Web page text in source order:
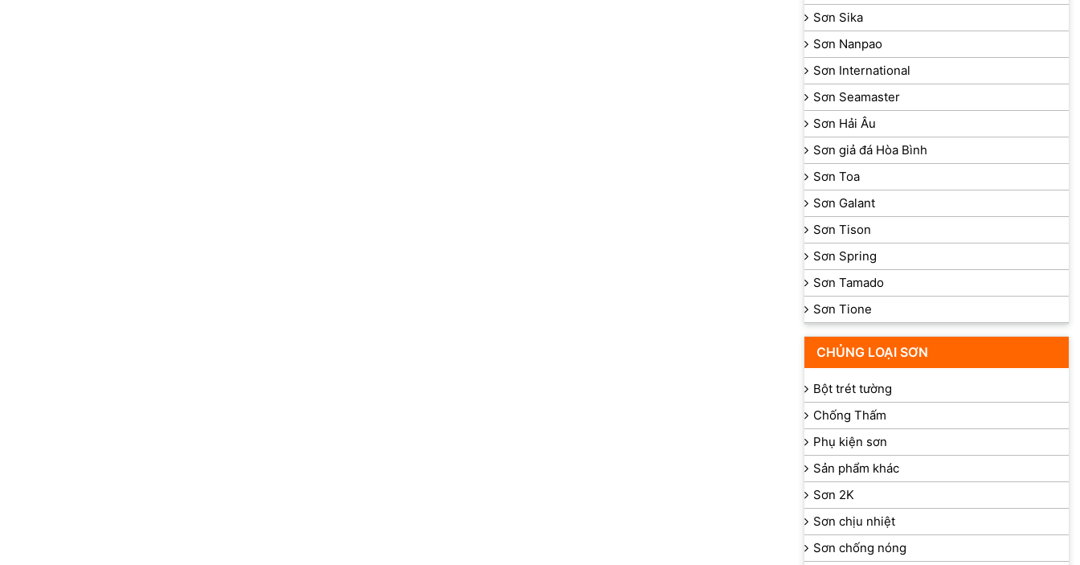
Sơn Sika
Sơn Nanpao
Sơn International
Sơn Seamaster
Sơn Hải Âu
Sơn giả đá Hòa Bình
Sơn Toa
Sơn Galant
Sơn Tison
Sơn Spring
Sơn Tamado
Sơn Tione
CHỦNG LOẠI SƠN
Bột trét tường
Chống Thấm
Phụ kiện sơn
Sản phẩm khác
Sơn 2K
Sơn chịu nhiệt
Sơn chống nóng